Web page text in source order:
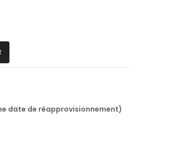
date de réapprovisionnement)